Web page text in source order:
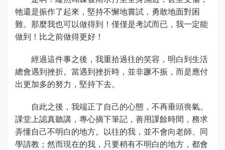
牠還是振作了起來，堅持不懈地嘗試，勇敢地面對困
難。那麼我也可以做得到！僅僅是考試而已，我一定能
做到！比之前做得更好！
經過這件事之後，我重拾過往的笑容，明白到生活
總會遇到挫折。當遇到挫折時，並非蹶不振，而是應付
出更加多的努力，堅持下去。
自此之後，我端正了自己的心態，不再垂頭喪氣。
課堂上認真聽講，專心摘下筆記，善用課餘時間，務求
弄懂自己不明白的地方。以往的我，並不會向老師、同
學請教；然而現在的我，只要稍有不明白的地方，都會